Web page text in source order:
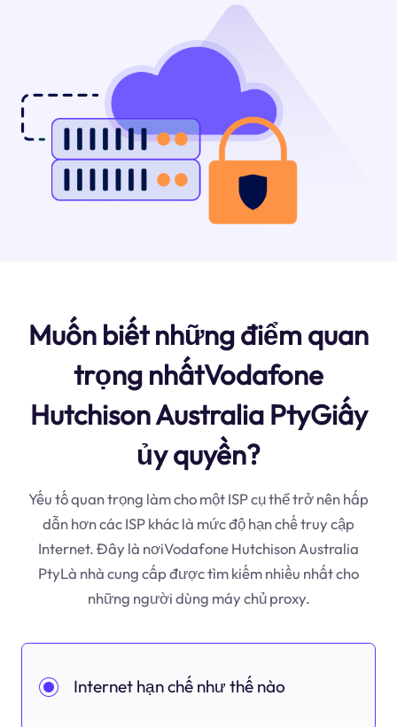
Muốn biết những điểm quan
trọng nhấtVodafone
Hutchison Australia PtyGiấy
ủy quyền?
Yếu tố quan trọng làm cho một ISP cụ thể trở nên hấp
dẫn hơn các ISP khác là mức độ hạn chế truy cập
Internet. Đây là nơiVodafone Hutchison Australia
PtyLà nhà cung cấp được tìm kiếm nhiều nhất cho
những người dùng máy chủ proxy.
Internet hạn chế như thế nào